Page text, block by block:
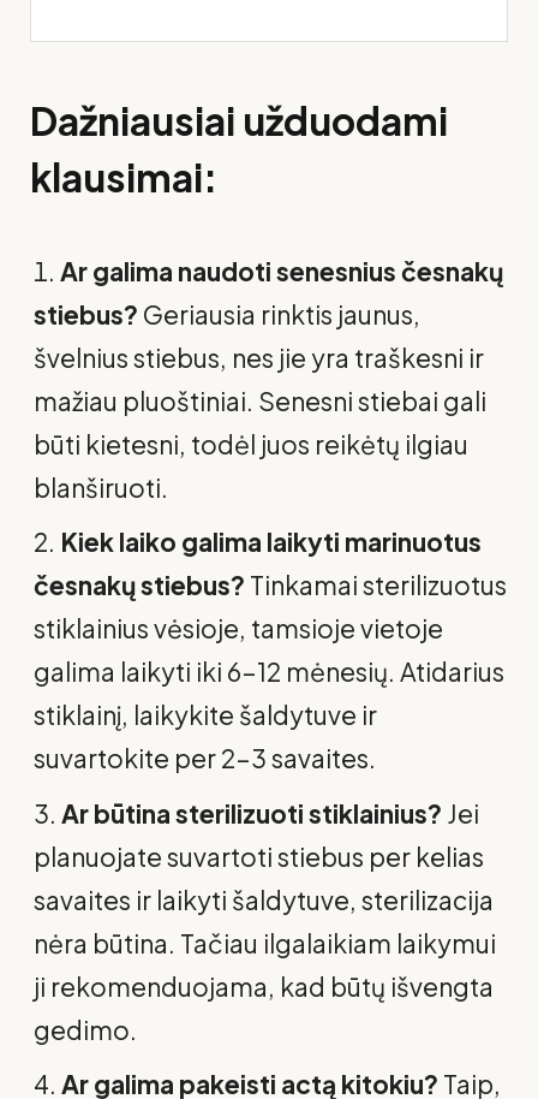
Dažniausiai užduodami
klausimai:
Ar galima naudoti senesnius česnakų
stiebus? Geriausia rinktis jaunus,
švelnius stiebus, nes jie yra traškesni ir
mažiau pluoštiniai. Senesni stiebai gali
būti kietesni, todėl juos reikėtų ilgiau
blanširuoti.
Kiek laiko galima laikyti marinuotus
česnakų stiebus? Tinkamai sterilizuotus
stiklainius vėsioje, tamsioje vietoje
galima laikyti iki 6–12 mėnesių. Atidarius
stiklainį, laikykite šaldytuve ir
suvartokite per 2–3 savaites.
Ar būtina sterilizuoti stiklainius? Jei
planuojate suvartoti stiebus per kelias
savaites ir laikyti šaldytuve, sterilizacija
nėra būtina. Tačiau ilgalaikiam laikymui
ji rekomenduojama, kad būtų išvengta
gedimo.
Ar galima pakeisti actą kitokiu? Taip,